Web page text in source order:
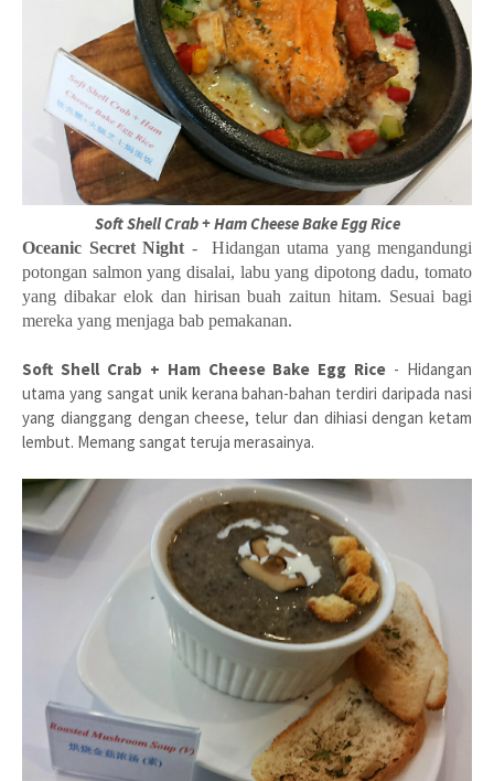
Soft Shell Crab + Ham Cheese Bake Egg Rice
Oceanic Secret Night - Hidangan utama yang mengandungi
potongan salmon yang disalai, labu yang dipotong dadu, tomato
yang dibakar elok dan hirisan buah zaitun hitam. Sesuai bagi
mereka yang menjaga bab pemakanan.
Soft Shell Crab + Ham Cheese Bake Egg Rice - Hidangan
utama yang sangat unik kerana bahan-bahan terdiri daripada nasi
yang dianggang dengan cheese, telur dan dihiasi dengan ketam
lembut. Memang sangat teruja merasainya.